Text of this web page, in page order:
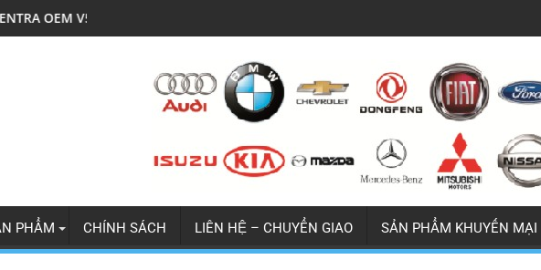
PHẨM CHÍNH SÁCH LIÊN HỆ – CHUYỂN GIAO SẢN PHẨM KHUYẾN MẠI